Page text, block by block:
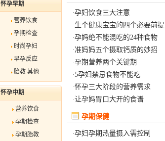
怀孕早期
营养饮食
孕期检查
时尚孕妇
早孕反应
胎教 其他
怀孕中期
营养饮食
孕期检查
孕期胎教
·孕妇饮食三大注意
·生个健康宝宝的四个必要前提
·孕妈绝不能混吃的24种食物
·准妈妈五个摄取钙质的妙招
·孕期营养两个关键期
·5孕妇禁忌食物不能吃
·怀孕三大阶段的营养需求
·让孕妈胃口大开的食谱
孕期保健
·孕妇孕期热量摄入需控制